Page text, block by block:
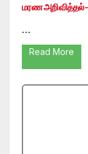
மரண அறிவித்தல்-
…
Read More